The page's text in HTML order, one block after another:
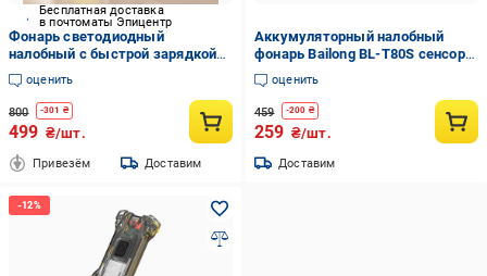
Бесплатная доставка
в почтоматы Эпицентр
Фонарь светодиодный
налобный с быстрой зарядкой
Type-C 4 режимы
оценить
800 -301 ₴
499 ₴/шт.
Привезём Доставим
Аккумуляторный налобный
фонарь Bailong BL-T80S сенсор
Белый/Красный свет (10427)
оценить
459 -200 ₴
259 ₴/шт.
Доставим